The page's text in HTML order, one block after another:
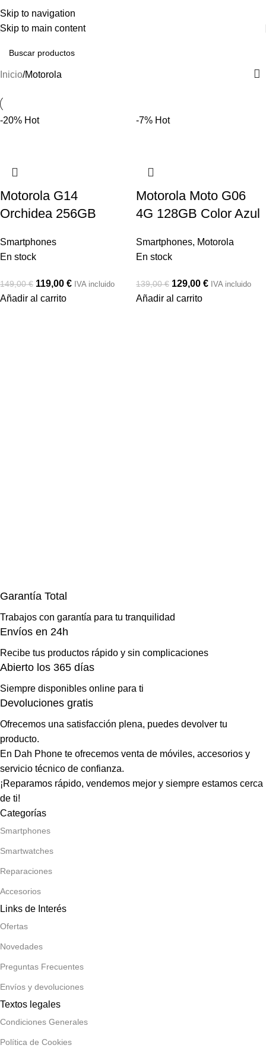
Skip to navigation
Skip to main content
Inicio Motorola
-20% Hot
Motorola G14
Orchidea 256GB
Smartphones
En stock
149,00€ 119,00 € IVA incluido
Añadir al carrito
-7% Hot
Motorola Moto G06
4G 128GB Color Azul
Smartphones, Motorola
En stock
139,00€ 129,00 € IVA incluido
Añadir al carrito
Garantía Total
Trabajos con garantía para tu tranquilidad
Envíos en 24h
Recibe tus productos rápido y sin complicaciones
Abierto los 365 días
Siempre disponibles online para ti
Devoluciones gratis
Ofrecemos una satisfacción plena, puedes devolver tu
producto.
En Dah Phone te ofrecemos venta de móviles, accesorios y
servicio técnico de confianza.
¡Reparamos rápido, vendemos mejor y siempre estamos cerca
de ti!
Categorías
Smartphones
Smartwatches
Reparaciones
Accesorios
Links de Interés
Ofertas
Novedades
Preguntas Frecuentes
Envíos y devoluciones
Textos legales
Condiciones Generales
Política de Cookies